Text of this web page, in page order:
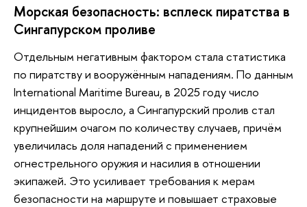
Морская безопасность: всплеск пиратства в
Сингапурском проливе
Отдельным негативным фактором стала статистика
по пиратству и вооружённым нападениям. По данным
International Maritime Bureau, в 2025 году число
инцидентов выросло, а Сингапурский пролив стал
крупнейшим очагом по количеству случаев, причём
увеличилась доля нападений с применением
огнестрельного оружия и насилия в отношении
экипажей. Это усиливает требования к мерам
безопасности на маршруте и повышает страховые